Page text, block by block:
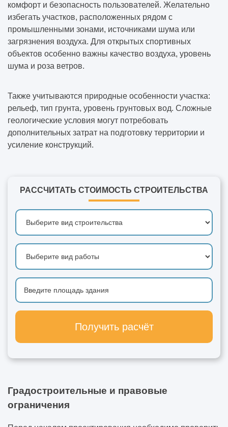
комфорт и безопасность пользователей. Желательно
избегать участков, расположенных рядом с
промышленными зонами, источниками шума или
загрязнения воздуха. Для открытых спортивных
объектов особенно важны качество воздуха, уровень
шума и роза ветров.
Также учитываются природные особенности участка:
рельеф, тип грунта, уровень грунтовых вод. Сложные
геологические условия могут потребовать
дополнительных затрат на подготовку территории и
усиление конструкций.
РАССЧИТАТЬ СТОИМОСТЬ СТРОИТЕЛЬСТВА
Получить расчёт
Градостроительные и правовые
ограничения